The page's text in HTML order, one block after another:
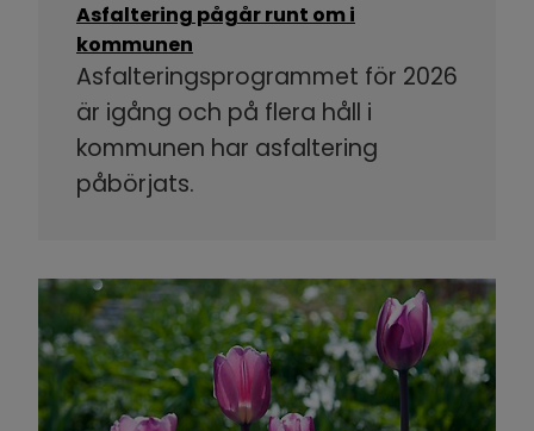
Asfaltering pågår runt om i
kommunen
Asfalteringsprogrammet för 2026
är igång och på flera håll i
kommunen har asfaltering
påbörjats.